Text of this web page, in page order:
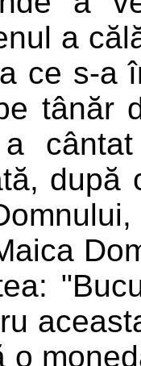
a
ce s-a
tânăr
a
o